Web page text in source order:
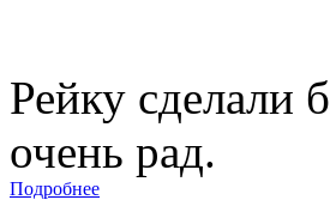
Рейку сделали
очень рад.
Подробнее